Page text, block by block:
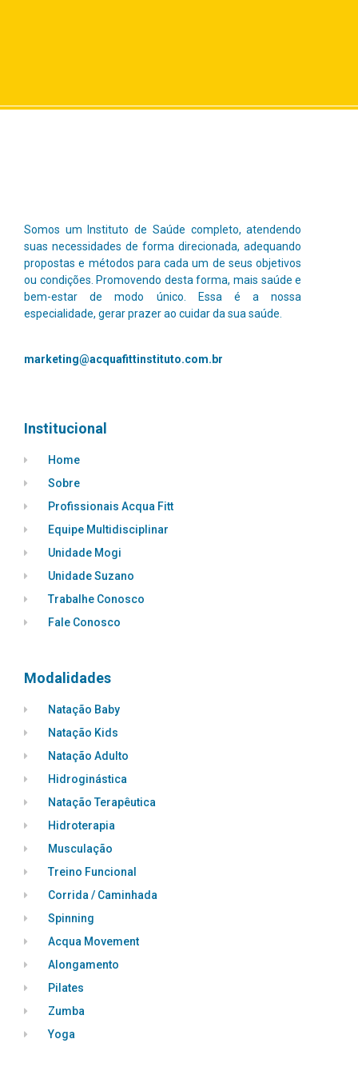
Somos um Instituto de Saúde completo, atendendo
suas necessidades de forma direcionada, adequando
propostas e métodos para cada um de seus objetivos
ou condições. Promovendo desta forma, mais saúde e
bem-estar de modo único.
Essa é a nossa
especialidade, gerar prazer ao cuidar da sua saúde.
marketing@acquafittinstituto.com.br
Institucional
Home
Sobre
Profissionais Acqua Fitt
Equipe Multidisciplinar
Unidade Mogi
Unidade Suzano
Trabalhe Conosco
Fale Conosco
Modalidades
Natação Baby
Natação Kids
Natação Adulto
Hidroginástica
Natação Terapêutica
Hidroterapia
Musculação
Treino Funcional
Corrida / Caminhada
Spinning
Acqua Movement
Alongamento
Pilates
Zumba
Yoga